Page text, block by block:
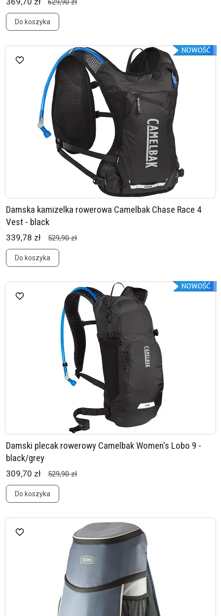
629,90 zł
Do koszyka
Damska kamizelka rowerowa Camelbak Chase Race 4
Vest - black
339,78 zł 529,90 zł
Do koszyka
Damski plecak rowerowy Camelbak Women's Lobo 9 -
black/grey
309,70 zł 529,90 zł
Do koszyka